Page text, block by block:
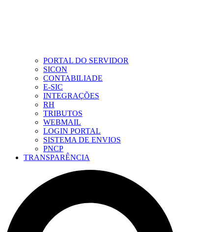
PORTAL DO SERVIDOR
SICON
CONTABILIADE
E-SIC
INTEGRAÇÕES
RH
TRIBUTOS
WEBMAIL
LOGIN PORTAL
SISTEMA DE ENVIOS
PNCP
TRANSPARÊNCIA